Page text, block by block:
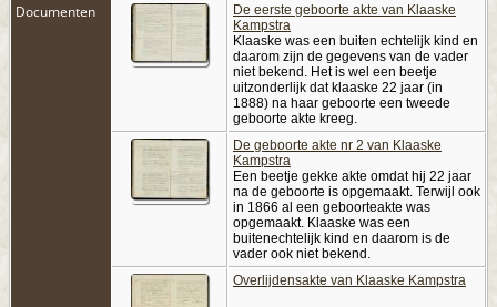
Documenten
De eerste geboorte akte van Klaaske
Kampstra
Klaaske was een buiten echtelijk kind en
daarom zijn de gegevens van de vader
niet bekend. Het is wel een beetje
uitzonderlijk dat klaaske 22 jaar (in
1888) na haar geboorte een tweede
geboorte akte kreeg.
De geboorte akte nr 2 van Klaaske
Kampstra
Een beetje gekke akte omdat hij 22 jaar
na de geboorte is opgemaakt. Terwijl ook
in 1866 al een geboorteakte was
opgemaakt. Klaaske was een
buitenechtelijk kind en daarom is de
vader ook niet bekend.
Overlijdensakte van Klaaske Kampstra